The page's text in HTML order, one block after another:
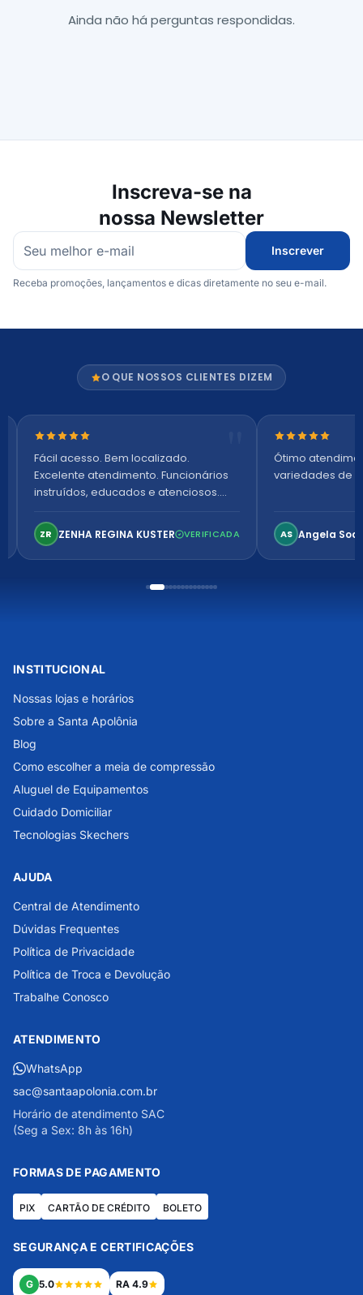
Ainda não há perguntas respondidas.
Inscreva-se na
nossa Newsletter
Inscrever
Receba promoções, lançamentos e dicas diretamente no seu e-mail.
O QUE NOSSOS CLIENTES DIZEM
Nota 5 de 5 estrelas
Fácil acesso. Bem localizado.
Excelente atendimento. Funcionários
instruídos, educados e atenciosos.
confortável. Perfeito!
ZR ZENHA REGINA KUSTER VERIFICADA
Nota 5 de 5
Ótimo
variedades de
AS Angela
INSTITUCIONAL
Nossas lojas e horários
Sobre a Santa Apolônia
Blog
Como escolher a meia de compressão
Aluguel de Equipamentos
Cuidado Domiciliar
Tecnologias Skechers
AJUDA
Central de Atendimento
Dúvidas Frequentes
Política de Privacidade
Política de Troca e Devolução
Trabalhe Conosco
ATENDIMENTO
WhatsApp
sac@santaapolonia.com.br
Horário de atendimento SAC
(Seg a Sex: 8h às 16h)
FORMAS DE PAGAMENTO
PIX CARTÃO DE CRÉDITO BOLETO
SEGURANÇA E CERTIFICAÇÕES
G 5.0 RA 4.9